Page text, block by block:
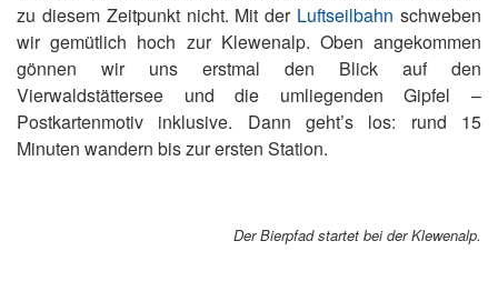
zu diesem Zeitpunkt nicht. Mit der Luftseilbahn schweben
wir gemütlich hoch zur Klewenalp. Oben angekommen
gönnen wir uns erstmal den Blick auf den
Vierwaldstättersee und die umliegenden Gipfel –
Postkartenmotiv inklusive. Dann geht’s los: rund 15
Minuten wandern bis zur ersten Station.
Der Bierpfad startet bei der Klewenalp.